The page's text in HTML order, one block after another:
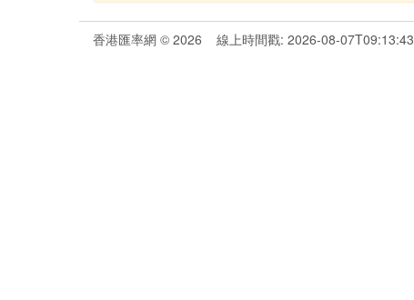
香港匯率網 © 2026 線上時間戳: 2026-08-07T09:13:43